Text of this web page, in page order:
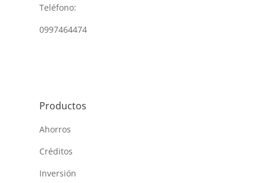
Teléfono:
0997464474
Productos
Ahorros
Créditos
Inversión